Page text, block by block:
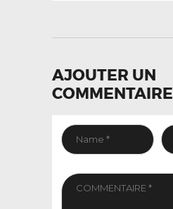
AJOUTER UN
COMMENTAIRE